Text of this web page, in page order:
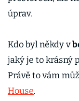
úprav.
Kdo byl někdy v
jaký je to krásný
Právě to vám
House.